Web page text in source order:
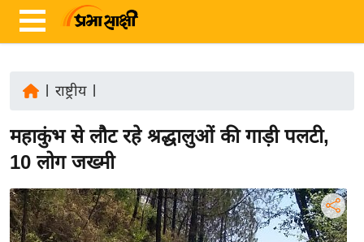
ज़ा
ख
र
रा
राष्ट्रीय|
महाकुंभ से लौट रहे श्रद्धालुओं की गाड़ी पलटी,
10 लोग जख्मी